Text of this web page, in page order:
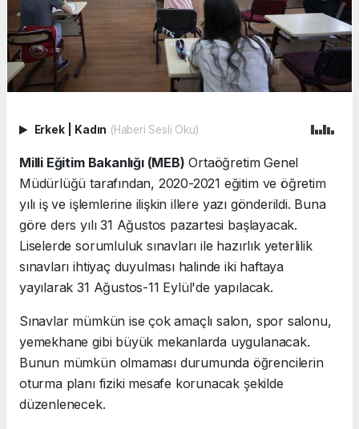
Erkek Kadın (Haberi Sesli Oku)
Milli Eğitim Bakanlığı (MEB) Ortaöğretim Genel
Müdürlüğü tarafından, 2020-2021 eğitim ve öğretim
yılı iş ve işlemlerine ilişkin illere yazı gönderildi. Buna
göre ders yılı 31 Ağustos pazartesi başlayacak.
Liselerde sorumluluk sınavları ile hazırlık yeterlilik
sınavları ihtiyaç duyulması halinde iki haftaya
yayılarak 31 Ağustos-11 Eylül'de yapılacak.
Sınavlar mümkün ise çok amaçlı salon, spor salonu,
yemekhane gibi büyük mekanlarda uygulanacak.
Bunun mümkün olmaması durumunda öğrencilerin
oturma planı fiziki mesafe korunacak şekilde
düzenlenecek.